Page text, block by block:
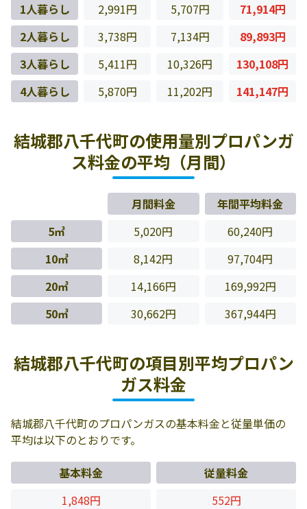
1人暮らし
2,991円 5,707円
71,914円
2人暮らし
3,738円 7,134円
89,893円
3人暮らし
5,411円 10,326円
130,108円
4人暮らし
5,870円 11,202円 141,147円
結城郡八千代町の使用量別プロパンガ
ス料金の平均（月間）
月間料金
年間平均料金
5㎥
5,020円
60,240円
10㎥
8,142円
97,704円
20㎥
14,166円
169,992円
50㎥
30,662円 367,944円
結城郡八千代町の項目別平均プロパン
ガス料金
結城郡八千代町のプロパンガスの基本料金と従量単価の
平均は以下のとおりです。
基本料金
従量料金
1,848円
552円